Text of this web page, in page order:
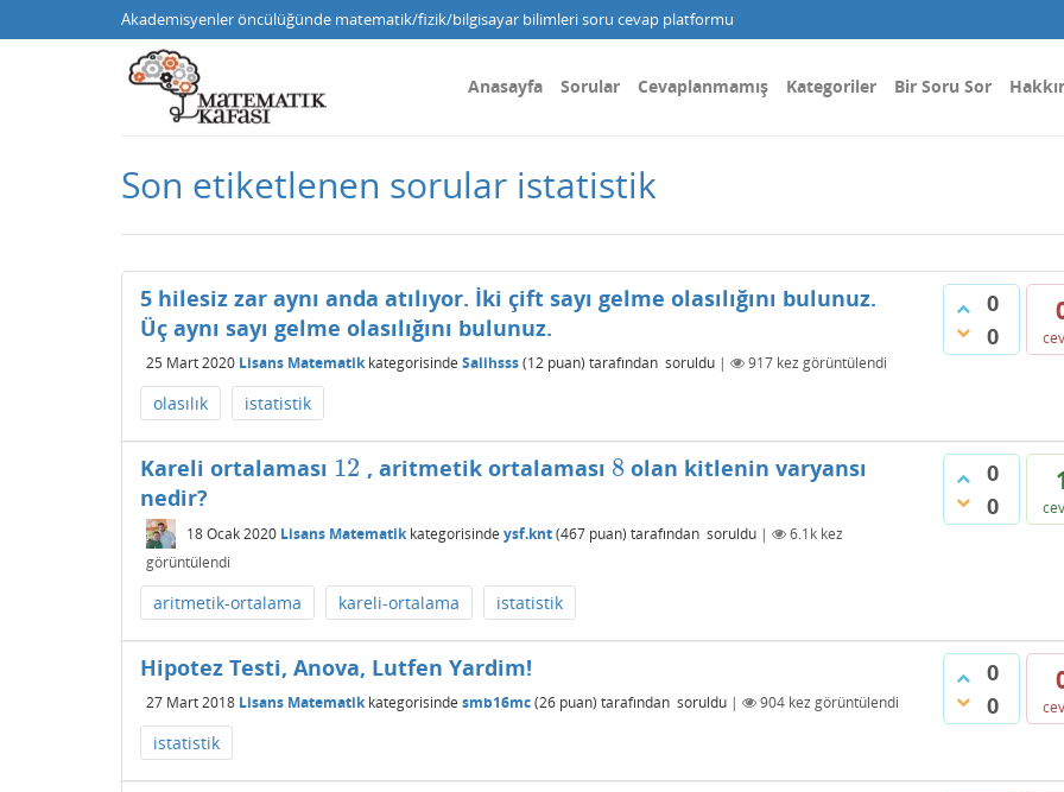
Akademisyenler öncülüğünde matematik/fizik/bilgisayar bilimleri soru cevap platformu
Anasayfa Sorular Cevaplanmamış Kategoriler Bir Soru Sor
Son etiketlenen sorular istatistik
0
0
5 hilesiz zar aynı anda atılıyor. İki çift sayı gelme olasılığını bulunuz.
Üç aynı sayı gelme olasılığını bulunuz.
25 Mart 2020 Lisans Matematikkategorisinde Salihsss(12 puan) tarafından soruldu | 917 kez görüntülendi
olasılık istatistik
0
0
Kareli ortalaması 12
12 , aritmetik ortalaması 8
8olan kitlenin varyansı
nedir?
18 Ocak 2020 Lisans Matematikkategorisinde ysf.knt(467 puan) tarafından soruldu | 6.1k kez
görüntülendi
aritmetik-ortalama kareli-ortalama istatistik
0
0
Hipotez Testi, Anova, Lutfen Yardim!
27 Mart 2018 Lisans Matematikkategorisinde smb16mc(26 puan) tarafından soruldu | 904 kez görüntülendi
istatistik